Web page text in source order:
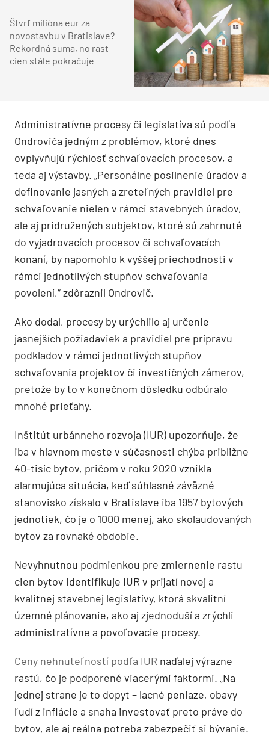
Štvrť milióna eur za
novostavbu v Bratislave?
Rekordná suma, no rast
cien stále pokračuje
Administratívne procesy či legislatíva sú podľa
Ondroviča jedným z problémov, ktoré dnes
ovplyvňujú rýchlosť schvaľovacích procesov, a
teda aj výstavby. „Personálne posilnenie úradov a
definovanie jasných a zreteľných pravidiel pre
schvaľovanie nielen v rámci stavebných úradov,
ale aj pridružených subjektov, ktoré sú zahrnuté
do vyjadrovacích procesov či schvaľovacích
konaní, by napomohlo k vyššej priechodnosti v
rámci jednotlivých stupňov schvaľovania
povolení,“ zdôraznil Ondrovič.
Ako dodal, procesy by urýchlilo aj určenie
jasnejších požiadaviek a pravidiel pre prípravu
podkladov v rámci jednotlivých stupňov
schvaľovania projektov či investičných zámerov,
pretože by to v konečnom dôsledku odbúralo
mnohé prieťahy.
Inštitút urbánneho rozvoja (IUR) upozorňuje, že
iba v hlavnom meste v súčasnosti chýba približne
40-tisíc bytov, pričom v roku 2020 vznikla
alarmujúca situácia, keď súhlasné záväzné
stanovisko získalo v Bratislave iba 1957 bytových
jednotiek, čo je o 1000 menej, ako skolaudovaných
bytov za rovnaké obdobie.
Nevyhnutnou podmienkou pre zmiernenie rastu
cien bytov identifikuje IUR v prijatí novej a
kvalitnej stavebnej legislatívy, ktorá skvalitní
územné plánovanie, ako aj zjednoduší a zrýchli
administratívne a povoľovacie procesy.
Ceny nehnuteľností podľa IUR naďalej výrazne
rastú, čo je podporené viacerými faktormi. „Na
jednej strane je to dopyt – lacné peniaze, obavy
ľudí z inflácie a snaha investovať preto práve do
bytov, ale aj reálna potreba zabezpečiť si bývanie.